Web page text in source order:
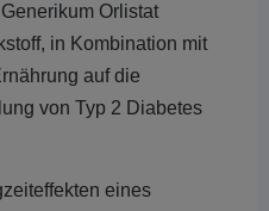
Orlistat
in Kombination mit
auf die
von Typ 2 Diabetes
eines